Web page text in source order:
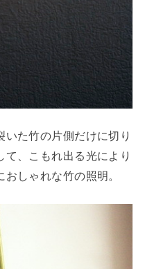
た竹の片側だけに切り
、こもれ出る光により
しゃれな竹の照明。